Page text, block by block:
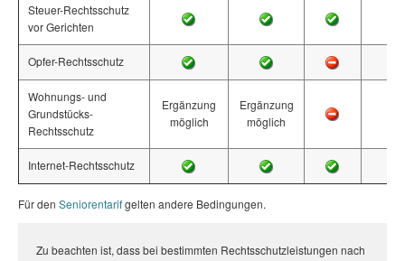
Steuer-Rechtsschutz
vor Gerichten
Opfer-Rechtsschutz
Wohnungs- und
Grundstücks-
Rechtsschutz
Ergänzung
möglich
Ergänzung
möglich
Internet-Rechtsschutz
Für den Seniorentarifgelten andere Bedingungen.
Zu beachten ist, dass bei bestimmten Rechtsschutzleistungen nach